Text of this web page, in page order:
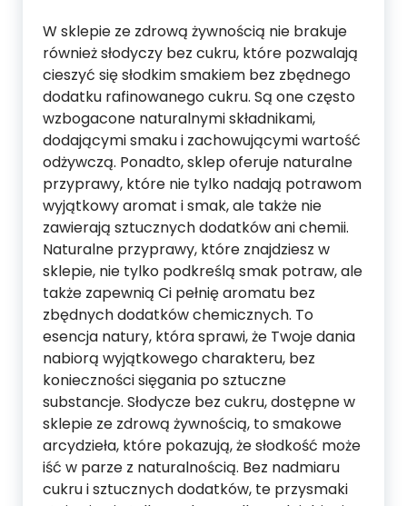
W sklepie ze zdrową żywnością nie brakuje
również słodyczy bez cukru, które pozwalają
cieszyć się słodkim smakiem bez zbędnego
dodatku rafinowanego cukru. Są one często
wzbogacone naturalnymi składnikami,
dodającymi smaku i zachowującymi wartość
odżywczą. Ponadto, sklep oferuje naturalne
przyprawy, które nie tylko nadają potrawom
wyjątkowy aromat i smak, ale także nie
zawierają sztucznych dodatków ani chemii.
Naturalne przyprawy, które znajdziesz w
sklepie, nie tylko podkreślą smak potraw, ale
także zapewnią Ci pełnię aromatu bez
zbędnych dodatków chemicznych. To
esencja natury, która sprawi, że Twoje dania
nabiorą wyjątkowego charakteru, bez
konieczności sięgania po sztuczne
substancje. Słodycze bez cukru, dostępne w
sklepie ze zdrową żywnością, to smakowe
arcydzieła, które pokazują, że słodkość może
iść w parze z naturalnością. Bez nadmiaru
cukru i sztucznych dodatków, te przysmaki